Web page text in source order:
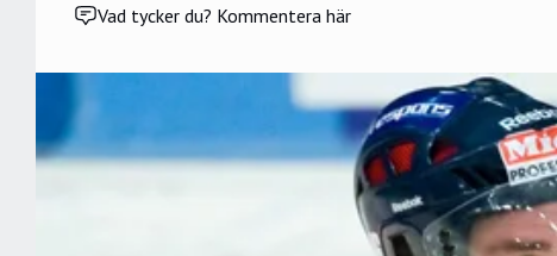
Vad tycker du? Kommentera här